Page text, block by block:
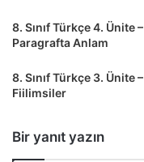
8. Sınıf Türkçe 4. Ünite –
Paragrafta Anlam
8. Sınıf Türkçe 3. Ünite –
Fiilimsiler
Bir yanıt yazın